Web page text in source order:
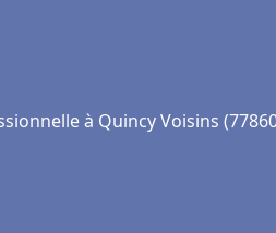
à Quincy Voisins